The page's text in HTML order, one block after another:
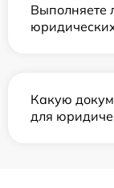
Выполняете
Какую
для